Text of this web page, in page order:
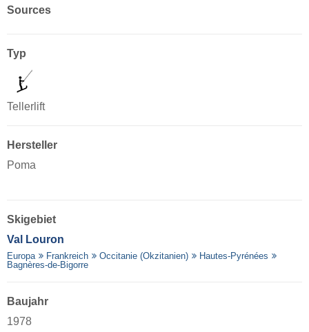
Sources
Typ
Tellerlift
Hersteller
Poma
Skigebiet
Val Louron
Europa Frankreich Occitanie (Okzitanien)
Hautes-Pyrénées
Bagnères-de-Bigorre
Baujahr
1978